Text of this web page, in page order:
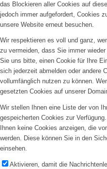
das Blockieren aller Cookies auf
jedoch immer aufgefordert, Cookies
unsere Website erneut besuchen.
Wir respektieren es voll und ganz,
zu vermeiden, dass Sie immer
Sie uns bitte, einen Cookie für Ihre
sich jederzeit abmelden oder andere
vollumfänglich nutzen zu können.
gesetzten Cookies auf unserer
Wir stellen Ihnen eine Liste der von
gespeicherten Cookies zur
Ihnen keine Cookies anzeigen, die
werden. Diese können Sie in den
einsehen.
Aktivieren, damit die